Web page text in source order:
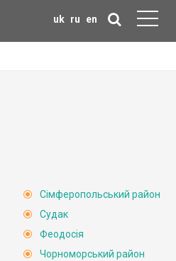
uk ru en
Сімферопольський район
Судак
Феодосія
Чорноморський район